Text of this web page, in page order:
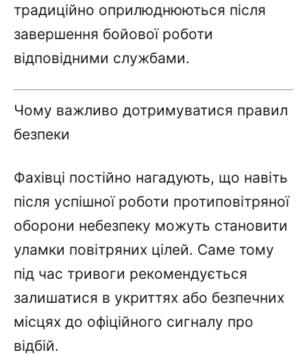
традиційно оприлюднюються після
завершення бойової роботи
відповідними службами.
Чому важливо дотримуватися правил
безпеки
Фахівці постійно нагадують, що навіть
після успішної роботи протиповітряної
оборони небезпеку можуть становити
уламки повітряних цілей. Саме тому
під час тривоги рекомендується
залишатися в укриттях або безпечних
місцях до офіційного сигналу про
відбій.